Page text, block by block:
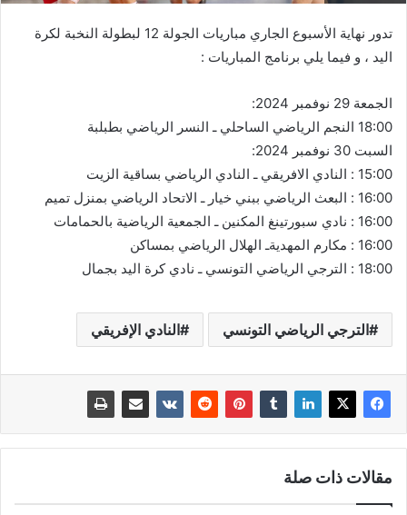
تدور نهاية الأسبوع الجاري مباريات الجولة 12 لبطولة النخبة لكرة
اليد ، و فيما يلي برنامج المباريات :
الجمعة 29 نوفمبر 2024:
18:00 النجم الرياضي الساحلي ـ النسر الرياضي بطبلبة
السبت 30 نوفمبر 2024:
15:00 : النادي الافريقي ـ النادي الرياضي بساقية الزيت
16:00 : البعث الرياضي ببني خيار ـ الاتحاد الرياضي بمنزل تميم
16:00 : نادي سبورتينغ المكنين ـ الجمعية الرياضية بالحمامات
16:00 : مكارم المهديةـ الهلال الرياضي بمساكن
18:00 : الترجي الرياضي التونسي ـ نادي كرة اليد بجمال
الترجي الرياضي التونسي النادي الإفريقي
مقالات ذات صلة